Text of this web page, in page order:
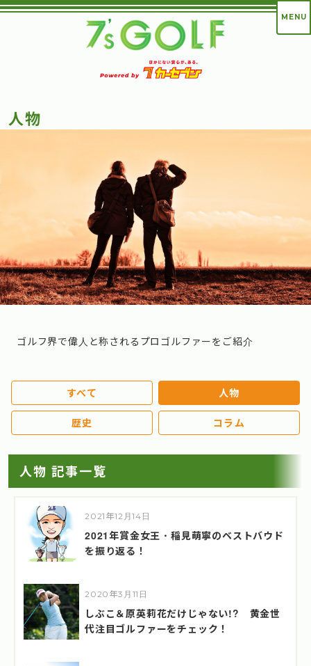
MENU
人物
ゴルフ界で偉人と称されるプロゴルファーをご紹介
すべて 人物
歴史 コラム
人物 記事一覧
2021年賞金女王・稲見萌寧のベストバウド
を振り返る！
2021年12月14日
しぶこ＆原英莉花だけじゃない!? 黄金世
代注目ゴルファーをチェック！
2020年3月11日